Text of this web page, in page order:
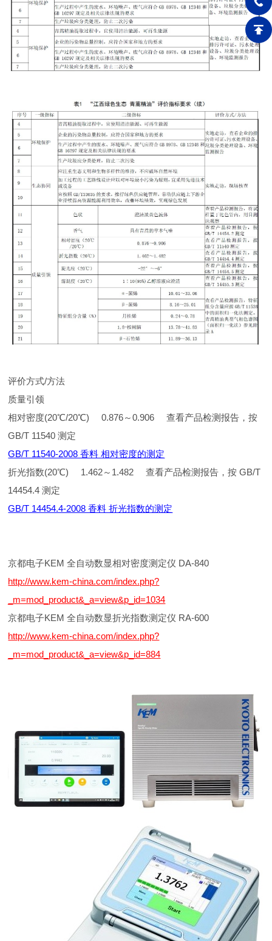
评价方式/方法
质量引领
相对密度(20℃/20℃) 0.876～0.906 查看产品检测报告，按
GB/T 11540 测定
GB/T 11540-2008 香料 相对密度的测定
折光指数(20℃) 1.462～1.482 查看产品检测报告，按 GB/T
14454.4 测定
GB/T 14454.4-2008 香料 折光指数的测定
京都电子KEM 全自动数显相对密度测定仪 DA-840
http://www.kem-china.com/index.php?
_m=mod_product&_a=view&p_id=1034
京都电子KEM 全自动数显折光指数测定仪 RA-600
http://www.kem-china.com/index.php?
_m=mod_product&_a=view&p_id=884